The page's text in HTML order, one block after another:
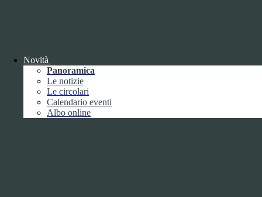
Novità
Panoramica
Le notizie
Le circolari
Calendario eventi
Albo online
Marzo
Aprile
Maggio
Giugno
1
Luglio
Agosto